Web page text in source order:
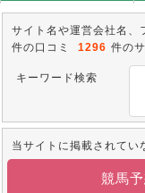
サイト名や運営会社名、
件の口コミ
1296 件の
キーワード検索
当サイトに掲載されてい
競馬